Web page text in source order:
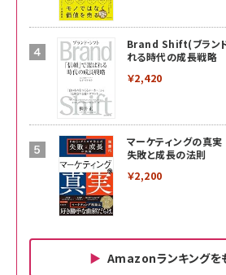
Brand Shift(ブランド
れる時代の成長戦略
￥2,420
マーケティングの真
失敗と成長の法則
￥2,200
Amazonランキングを